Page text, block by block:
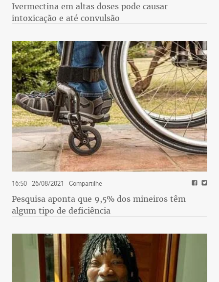
Ivermectina em altas doses pode causar
intoxicação e até convulsão
16:50 - 26/08/2021 - Compartilhe
Pesquisa aponta que 9,5% dos mineiros têm
algum tipo de deficiência